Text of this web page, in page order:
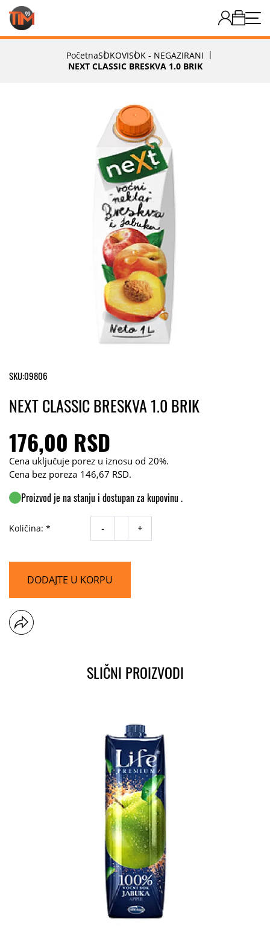
PočetnaSOKOVISOK - NEGAZIRANI
NEXT CLASSIC BRESKVA 1.0 BRIK
SKU:09806
NEXT CLASSIC BRESKVA 1.0 BRIK
176,00 RSD
Cena uključuje porez u iznosu od 20%.
Cena bez poreza 146,67 RSD.
Proizvod je na stanju i dostupan za kupovinu .
Količina: * - +
DODAJTE U KORPU
SLIČNI PROIZVODI